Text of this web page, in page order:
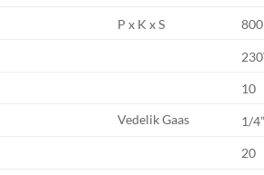
P x K x S
10
Vedelik Gaas 1/
20